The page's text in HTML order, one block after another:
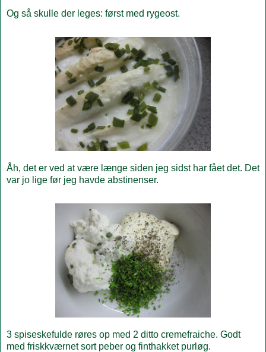
Og så skulle der leges: først med rygeost.
Åh, det er ved at være længe siden jeg sidst har fået det. Det
var jo lige før jeg havde abstinenser.
3 spiseskefulde røres op med 2 ditto cremefraiche. Godt
med friskkværnet sort peber og finthakket purløg.